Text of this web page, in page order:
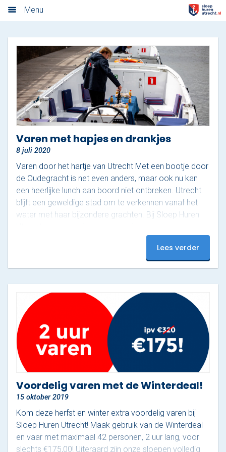
Menu
Nieuwsoverzicht
Tarieven
Rondvaart met schipper
Opstaplocaties
Zelf varen in elektrosloep
Cateringmenu
Arrangementen
Varen & Lunch
Varen & BBQ
Onze sloepen
Contact
Werken bij Sloep Huren Utrecht
Nu aanvragen
Algemene voorwaarden
Varen met hapjes en drankjes
8 juli 2020
Varen door het hartje van Utrecht Met een bootje door
de Oudegracht is net even anders, maar ook nu kan
een heerlijke lunch aan boord niet ontbreken. Utrecht
blijft een geweldige stad om te verkennen vanaf het
water met haar bijzondere grachten. Bij Sloep Huren
vorm. Of je nu gaat voor een vaartocht over de
Kromme Rijn of een rondvaart door Utrecht, Wij laten
je graag de mooiste plekjes zien! Om…
Lees verder
Voordelig varen met de Winterdeal!
15 oktober 2019
Kom deze herfst en winter extra voordelig varen bij
Sloep Huren Utrecht! Maak gebruik van de Winterdeal
en vaar met maximaal 42 personen, 2 uur lang, voor
slechts €175,00! Uiteraard zijn onze sloepen volledig